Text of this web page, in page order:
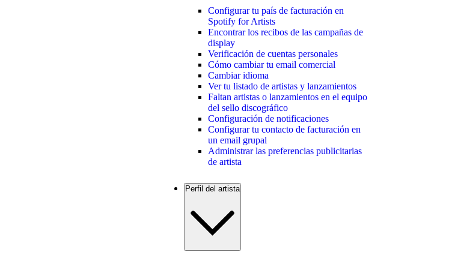
Configurar tu país de facturación en
Spotify for Artists
Encontrar los recibos de las campañas de
display
Verificación de cuentas personales
Cómo cambiar tu email comercial
Cambiar idioma
Ver tu listado de artistas y lanzamientos
Faltan artistas o lanzamientos en el equipo
del sello discográfico
Configuración de notificaciones
Configurar tu contacto de facturación en
un email grupal
Administrar las preferencias publicitarias
de artista
Perfil del artista